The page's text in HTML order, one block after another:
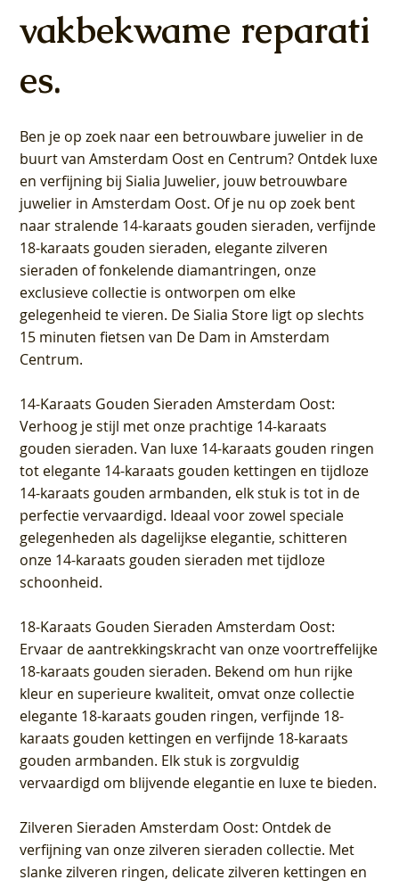
vakbekwame reparati
es.
Ben je op zoek naar een betrouwbare juwelier in de
buurt van Amsterdam Oost en Centrum? Ontdek luxe
en verfijning bij Sialia Juwelier, jouw betrouwbare
juwelier in Amsterdam Oost. Of je nu op zoek bent
naar stralende 14-karaats gouden sieraden, verfijnde
18-karaats gouden sieraden, elegante zilveren
sieraden of fonkelende diamantringen, onze
exclusieve collectie is ontworpen om elke
gelegenheid te vieren. De Sialia Store ligt op slechts
15 minuten fietsen van De Dam in Amsterdam
Centrum.
14-Karaats Gouden Sieraden Amsterdam Oost:
Verhoog je stijl met onze prachtige 14-karaats
gouden sieraden. Van luxe 14-karaats gouden ringen
tot elegante 14-karaats gouden kettingen en tijdloze
14-karaats gouden armbanden, elk stuk is tot in de
perfectie vervaardigd. Ideaal voor zowel speciale
gelegenheden als dagelijkse elegantie, schitteren
onze 14-karaats gouden sieraden met tijdloze
schoonheid.
18-Karaats Gouden Sieraden Amsterdam Oost:
Ervaar de aantrekkingskracht van onze voortreffelijke
18-karaats gouden sieraden. Bekend om hun rijke
kleur en superieure kwaliteit, omvat onze collectie
elegante 18-karaats gouden ringen, verfijnde 18-
karaats gouden kettingen en verfijnde 18-karaats
gouden armbanden. Elk stuk is zorgvuldig
vervaardigd om blijvende elegantie en luxe te bieden.
Zilveren Sieraden Amsterdam Oost: Ontdek de
verfijning van onze zilveren sieraden collectie. Met
slanke zilveren ringen, delicate zilveren kettingen en